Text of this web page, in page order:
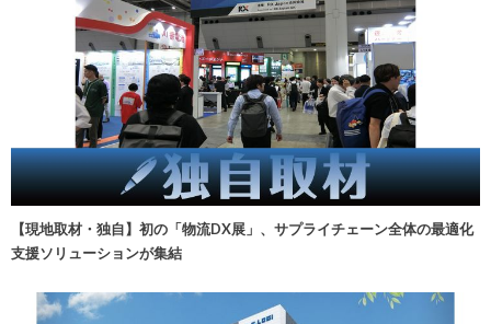
【現地取材・独自】初の「物流DX展」、サプライチェーン全体の最適化
支援ソリューションが集結